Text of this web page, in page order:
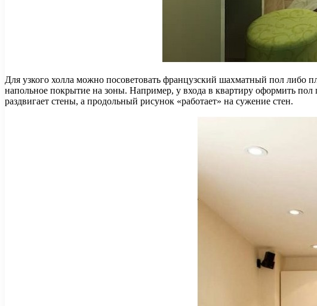
Для узкого холла можно посоветовать французский шахматный пол либо
напольное покрытие на зоны. Например, у входа в квартиру оформить
раздвигает стены, а продольный рисунок «работает» на сужение стен.